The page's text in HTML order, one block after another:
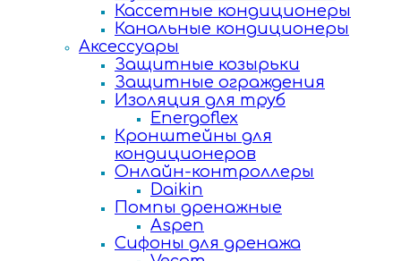
Кассетные кондиционеры
Канальные кондиционеры
Аксессуары
Защитные козырьки
Защитные ограждения
Изоляция для труб
Energoflex
Кронштейны для
кондиционеров
Онлайн-контроллеры
Daikin
Помпы дренажные
Aspen
Сифоны для дренажа